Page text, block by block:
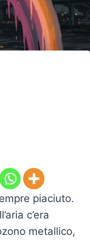
piaciuto.
c’era
metallico,